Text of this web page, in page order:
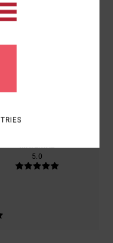
RECOMENDAM ESTE
MATERIAL
5.0